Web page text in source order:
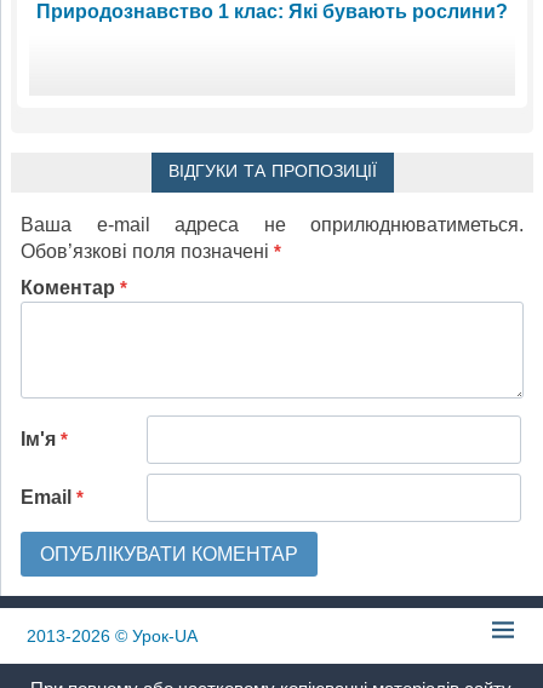
Природознавство 1 клас: Які бувають рослини?
ВІДГУКИ ТА ПРОПОЗИЦІЇ
Ваша e-mail адреса не оприлюднюватиметься.
Обов’язкові поля позначені *
Коментар *
Ім'я *
Email *
2013-2026© Урок-UA